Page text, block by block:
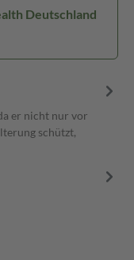
Deutschland
er nicht nur vor
schützt,